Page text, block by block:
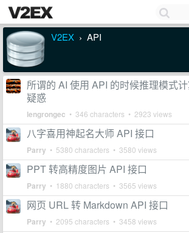
V2EX › API
所谓的 AI 使用 API 的时候推理模式
疑惑
lengrongec • 346 characters • 2923 views
八字喜用神起名大师 API 接口
Parry • 5380 characters • 3580 views
PPT 转高精度图片 API 接口
Parry • 1880 characters • 3565 views
网页 URL 转 Markdown API 接口
Parry • 2095 characters • 3458 views